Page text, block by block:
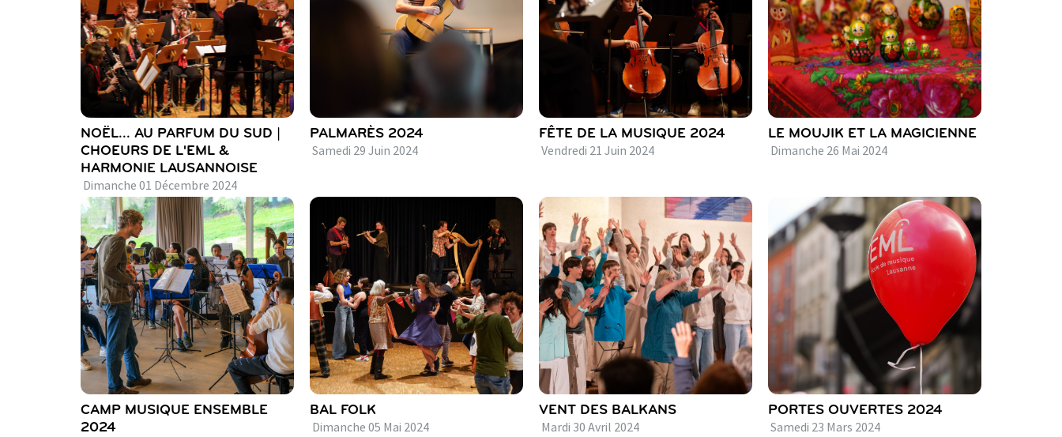
NOËL... AU PARFUM DU SUD |
CHOEURS DE L'EML &
HARMONIE LAUSANNOISE
Dimanche 01 Décembre 2024
PALMARÈS 2024
Samedi 29 Juin 2024
FÊTE DE LA MUSIQUE 2024
Vendredi 21 Juin 2024
LE MOUJIK ET LA MAGICIENNE
Dimanche 26 Mai 2024
CAMP MUSIQUE ENSEMBLE
2024
BAL FOLK
Dimanche 05 Mai 2024
VENT DES BALKANS
Mardi 30 Avril 2024
PORTES OUVERTES 2024
Samedi 23 Mars 2024